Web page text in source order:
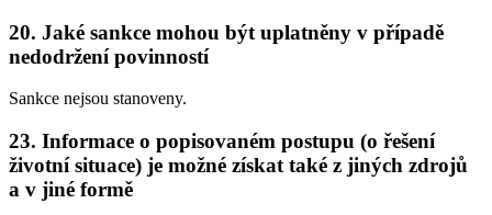
20. Jaké sankce mohou být uplatněny v případě
nedodržení povinností
Sankce nejsou stanoveny.
23. Informace o popisovaném postupu (o řešení
životní situace) je možné získat také z jiných zdrojů
a v jiné formě